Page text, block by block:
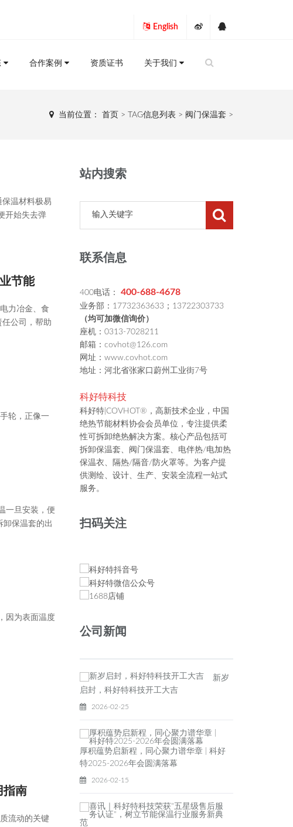
English
合作案例 资质证书 关于我们
当前位置： 首页 > TAG信息列表 > 阀门保温套 >
温材料极易
开始失去弹
节能
力冶金、食
公司，帮助
轮，正像一
一旦安装，便
卸保温套的出
因为表面温度
指南
流动的关键
站内搜索
联系信息
400电话： 400-688-4678
业务部：17732363633；13722303733
（均可加微信询价）
座机：0313-7028211
邮箱：covhot@126.com
网址：www.covhot.com
地址：河北省张家口蔚州工业街7号
科好特科技
科好特|COVHOT®，高新技术企业，中国
绝热节能材料协会会员单位，专注提供柔
性可拆卸绝热解决方案。核心产品包括可
拆卸保温套、阀门保温套、电伴热/电加热
保温衣、隔热/隔音/防火罩等。为客户提
供测绘、设计、生产、安装全流程一站式
服务。
扫码关注
公司新闻
新岁
启封，科好特科技开工大吉
2026-02-25
厚积蕴势启新程，同心聚力谱华章 | 科好
特2025-2026年会圆满落幕
2026-02-15